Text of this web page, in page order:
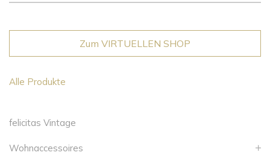
Zum VIRTUELLEN SHOP
Alle Produkte
felicitas Vintage
Wohnaccessoires